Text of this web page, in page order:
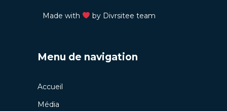
Made with by Divrsitee team
Menu de navigation
Accueil
Média